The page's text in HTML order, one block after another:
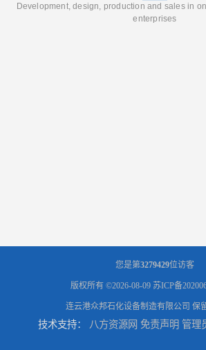
Development, design, production and sales in
enterprises
您是第3279429位访客
版权所有 ©2026-08-09 苏ICP备
连云港众邦石化设备制造有限公司 保
技术支持： 八方资源网 免责声明 管理